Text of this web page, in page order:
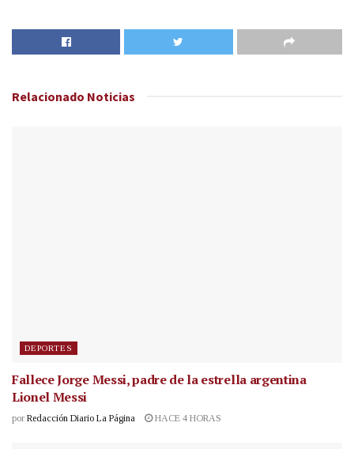
Relacionado Noticias
DEPORTES
Fallece Jorge Messi, padre de la estrella argentina
Lionel Messi
por Redacción Diario La Página HACE 4 HORAS